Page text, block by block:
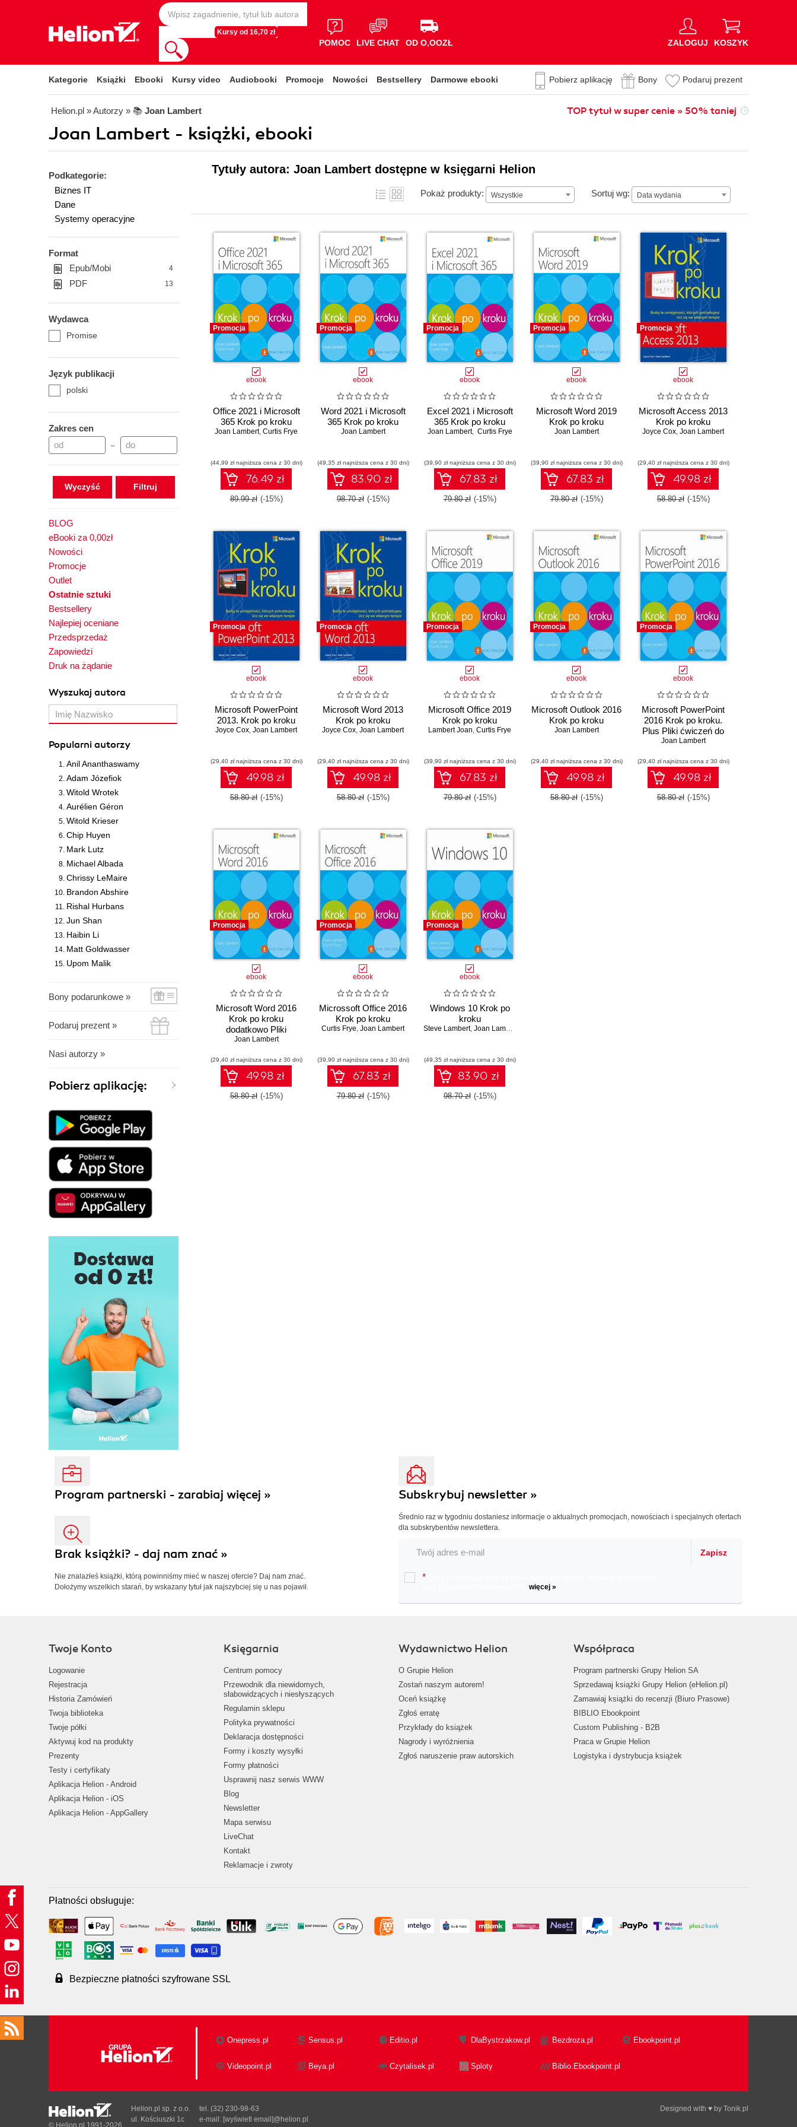
Kursy od 16,70 zł
POMOC LIVE CHAT OD O,OOZŁ ZALOGUJ KOSZYK
Kategorie Książki Ebooki Kursy video Audiobooki Promocje Nowości Bestsellery Darmowe ebooki Pobierz aplikację Bony Podaruj prezent
Helion.pl » Autorzy » 📚 Joan Lambert TOP tytuł w super cenie » 50% taniej
Joan Lambert - książki, ebooki
Podkategorie:
Biznes IT
Dane
Systemy operacyjne
Format
Epub/Mobi
4
PDF 13
Wydawca
Promise
Język publikacji
polski
Zakres cen
–
Wyczyść
BLOG
eBooki za 0,00zł
Nowości
Promocje
Outlet
Ostatnie sztuki
Bestsellery
Najlepiej oceniane
Przedsprzedaż
Zapowiedzi
Druk na żądanie
Wyszukaj autora
Popularni autorzy
Anil Ananthaswamy
Adam Józefiok
Witold Wrotek
Aurélien Géron
Witold Krieser
Chip Huyen
Mark Lutz
Michael Albada
Chrissy LeMaire
Brandon Abshire
Rishal Hurbans
Jun Shan
Haibin Li
Matt Goldwasser
Upom Malik
Bony podarunkowe »
Podaruj prezent »
Nasi autorzy »
Pobierz aplikację:
Tytuły autora: Joan Lambert dostępne w księgarni Helion
Pokaż produkty: Wszystkie Sortuj wg: Data wydania
Data wydania
Promocja
ebook
Office 2021 i Microsoft
365 Krok po kroku
Joan Lambert, Curtis Frye
(44,99 zł najniższa cena z 30 dni)
76.49 zł
89.99 zł (-15%)
Promocja
ebook
Word 2021 i Microsoft
365 Krok po kroku
Joan Lambert
(49,35 zł najniższa cena z 30 dni)
83.90 zł
98.70 zł (-15%)
Promocja
ebook
Excel 2021 i Microsoft
365 Krok po kroku
Joan Lambert, Curtis Frye
(39,90 zł najniższa cena z 30 dni)
67.83 zł
79.80 zł (-15%)
Promocja
ebook
Microsoft Word 2019
Krok po kroku
Joan Lambert
(39,90 zł najniższa cena z 30 dni)
67.83 zł
79.80 zł (-15%)
Promocja
ebook
Microsoft Access 2013
Krok po kroku
Joyce Cox, Joan Lambert
(29,40 zł najniższa cena z 30 dni)
49.98 zł
58.80 zł (-15%)
Promocja
ebook
Microsoft PowerPoint
2013. Krok po kroku
Joyce Cox, Joan Lambert
(29,40 zł najniższa cena z 30 dni)
49.98 zł
58.80 zł (-15%)
Promocja
ebook
Microsoft Word 2013
Krok po kroku
Joyce Cox, Joan Lambert
(29,40 zł najniższa cena z 30 dni)
49.98 zł
58.80 zł (-15%)
Promocja
ebook
Microsoft Office 2019
Krok po kroku
Lambert Joan, Curtis Frye
(39,90 zł najniższa cena z 30 dni)
67.83 zł
79.80 zł (-15%)
Promocja
ebook
Microsoft Outlook 2016
Krok po kroku
Joan Lambert
(29,40 zł najniższa cena z 30 dni)
49.98 zł
58.80 zł (-15%)
Promocja
ebook
Microsoft PowerPoint
2016 Krok po kroku.
Plus Pliki ćwiczeń do
pobrania
Joan Lambert
(29,40 zł najniższa cena z 30 dni)
49.98 zł
58.80 zł (-15%)
Promocja
ebook
Microsoft Word 2016
Krok po kroku
dodatkowo Pliki
ćwiczeń do pobrania
Joan Lambert
(29,40 zł najniższa cena z 30 dni)
49.98 zł
58.80 zł (-15%)
Promocja
ebook
Microssoft Office 2016
Krok po kroku
Curtis Frye, Joan Lambert
(39,90 zł najniższa cena z 30 dni)
67.83 zł
79.80 zł (-15%)
Promocja
ebook
Windows 10 Krok po
kroku
Steve Lambert, Joan Lambert
(49,35 zł najniższa cena z 30 dni)
83.90 zł
98.70 zł (-15%)
Program partnerski - zarabiaj więcej »
Brak książki? - daj nam znać »
Nie znalazłeś książki, którą powinniśmy mieć w naszej ofercie? Daj nam znać.
Dołożymy wszelkich starań, by wskazany tytuł jak najszybciej się u nas pojawił.
Subskrybuj newsletter »
Średnio raz w tygodniu dostaniesz informacje o aktualnych promocjach, nowościach i specjalnych ofertach
dla subskrybentów newslettera.
Zapisz
*
więcej »
Twoje Konto
Logowanie
Rejestracja
Historia Zamówień
Twoja biblioteka
Twoje półki
Aktywuj kod na produkty
Prezenty
Testy i certyfikaty
Aplikacja Helion - Android
Aplikacja Helion - iOS
Aplikacja Helion - AppGallery
Księgarnia
Centrum pomocy
Przewodnik dla niewidomych,
słabowidzących i niesłyszących
Regulamin sklepu
Polityka prywatności
Deklaracja dostępności
Formy i koszty wysyłki
Formy płatności
Usprawnij nasz serwis WWW
Blog
Newsletter
Mapa serwisu
LiveChat
Kontakt
Reklamacje i zwroty
Wydawnictwo Helion
O Grupie Helion
Zostań naszym autorem!
Oceń książkę
Zgłoś erratę
Przykłady do książek
Nagrody i wyróżnienia
Zgłoś naruszenie praw autorskich
Współpraca
Program partnerski Grupy Helion SA
Sprzedawaj książki Grupy Helion (eHelion.pl)
Zamawiaj książki do recenzji (Biuro Prasowe)
BIBLIO Ebookpoint
Custom Publishing - B2B
Praca w Grupie Helion
Logistyka i dystrybucja książek
Płatności obsługuje:
Bezpieczne płatności szyfrowane SSL
Onepress.pl Sensus.pl Editio.pl DlaBystrzakow.pl Bezdroza.pl Ebookpoint.pl
Videopoint.pl Beya.pl Czytalisek.pl Sploty Biblio.Ebookpoint.pl
Designed with ♥ by Tonik.pl
© Helion.pl 1991-2026
Helion.pl sp. z o.o.
ul. Kościuszki 1c
tel. (32) 230-98-63
e-mail: [wyświetl email]@helion.pl